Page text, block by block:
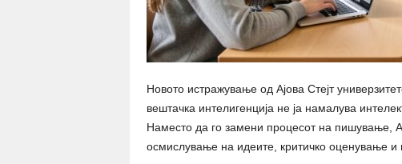
Новото истражување од Ајова Стејт
вештачка интелигенција не ја намалува
Наместо да го замени процесот на пишување,
осмислување на идеите, критичко оценување и